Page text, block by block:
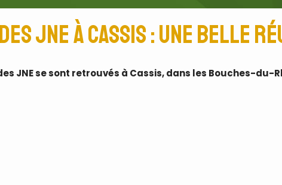
JNE à Cassis : une belle
JNE se sont retrouvés à Cassis, dans les Bouches-du-